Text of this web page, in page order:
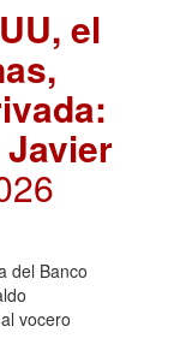
el
del Banco
vocero